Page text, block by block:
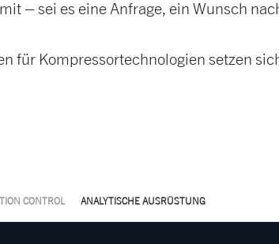
– sei es eine Anfrage, ein Wunsch
für Kompressortechnologien setzen
CONTROL ANALYTISCHE AUSRÜSTUNG